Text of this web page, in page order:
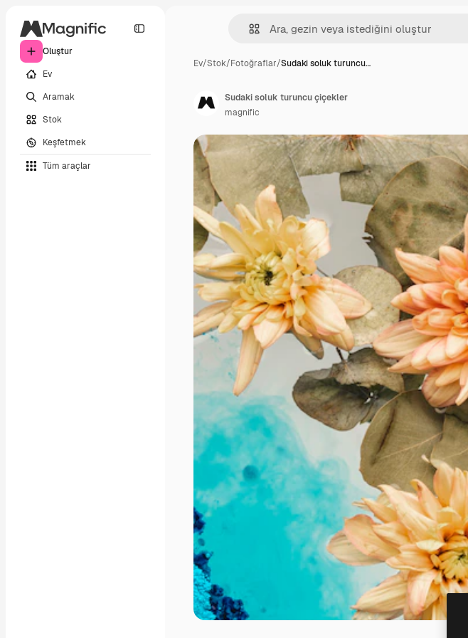
Oluştur
Ev
Aramak
Stok
Keşfetmek
Tüm araçlar
Ev/Stok/Fotoğraflar/Sudaki soluk turuncu…
Sudaki soluk turuncu çiçekler
magnific